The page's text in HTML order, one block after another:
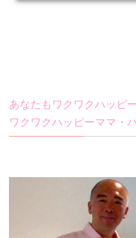
あなたもワクワクハッピ
ワクワクハッピーママ・